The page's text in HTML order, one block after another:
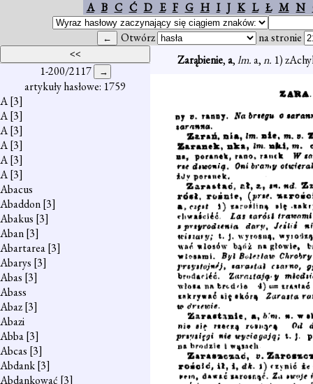
A B C Ć D E F G H I J K L Ł M N
Otwórz na stronie
1-200/2117
artykuły hasłowe: 1759
A[3]
A[3]
A[3]
A[3]
A[3]
A[3]
Abacus
Abaddon[3]
Abakus [3]
Aban[3]
Abartarea[3]
Abarys [3]
Abas [3]
Abass
Abaz[3]
Abazi
Abba[3]
Abcas [3]
Abdank[3]
Abdankować [3]
Zarąbienie,a,lm.a,n. 1)